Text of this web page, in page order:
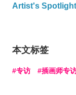
Artist's
本文标签
专访 插画师专